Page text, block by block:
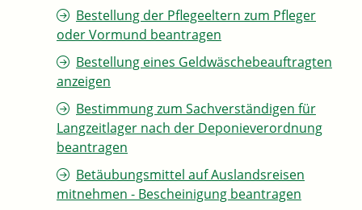
Bestellung der Pflegeeltern zum Pfleger
oder Vormund beantragen
Bestellung eines Geldwäschebeauftragten
anzeigen
Bestimmung zum Sachverständigen für
Langzeitlager nach der Deponieverordnung
beantragen
Betäubungsmittel auf Auslandsreisen
mitnehmen - Bescheinigung beantragen